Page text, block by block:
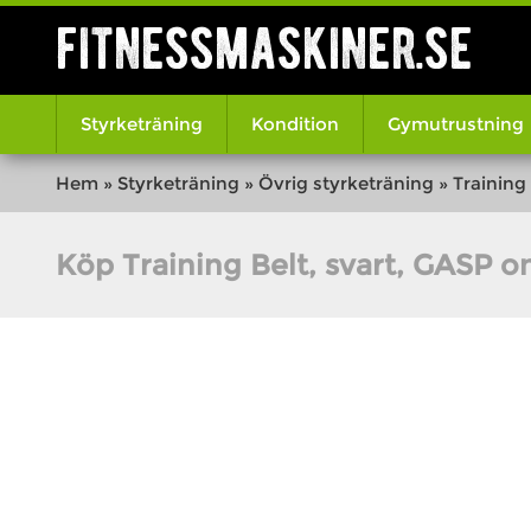
fitnessmaskiner.se
Styrketräning Kondition Gymutrustning
Hem » Styrketräning » Övrig styrketräning » Training
Köp Training Belt, svart, GASP